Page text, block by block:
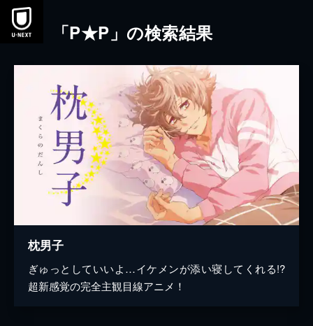
本文へスキップ
「P★P」の検索結果
枕男子
ぎゅっとしていいよ…イケメンが添い寝してくれる!?
超新感覚の完全主観目線アニメ！